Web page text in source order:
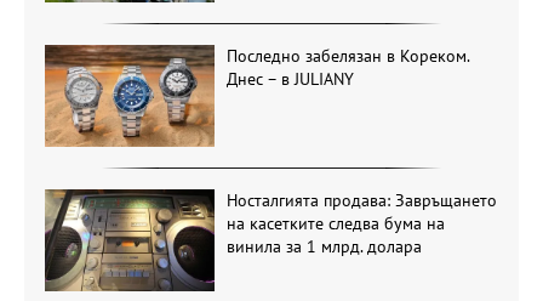
Последно забелязан в Кореком.
Днес – в JULIANY
Носталгията продава: Завръщането
на касетките следва бума на
винила за 1 млрд. долара